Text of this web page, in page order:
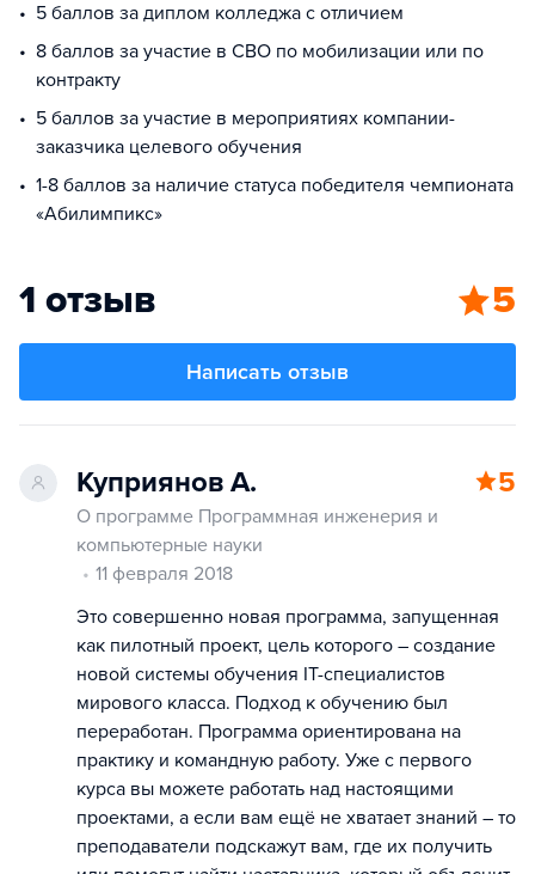
5 баллов за диплом колледжа с отличием
8 баллов за участие в СВО по мобилизации или по
контракту
5 баллов за участие в мероприятиях компании-
заказчика целевого обучения
1-8 баллов за наличие статуса победителя чемпионата
«Абилимпикс»
1 отзыв 5
Написать отзыв
Куприянов А. 5
О программе Программная инженерия и
компьютерные науки
11 февраля 2018
Это совершенно новая программа, запущенная
как пилотный проект, цель которого – создание
новой системы обучения IT-специалистов
мирового класса. Подход к обучению был
переработан. Программа ориентирована на
практику и командную работу. Уже с первого
курса вы можете работать над настоящими
проектами, а если вам ещё не хватает знаний – то
преподаватели подскажут вам, где их получить